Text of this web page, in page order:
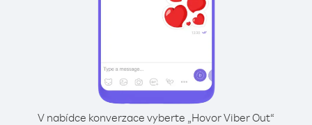
V nabídce konverzace vyberte „Hovor Viber Out“